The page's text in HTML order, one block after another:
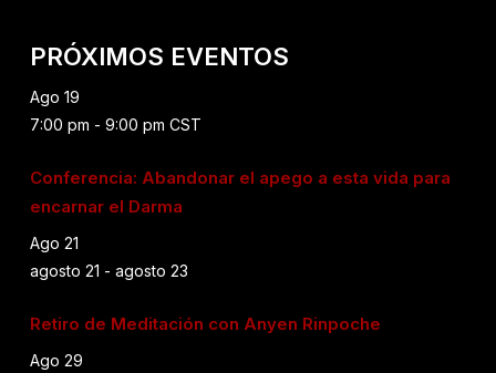
PRÓXIMOS EVENTOS
Ago 19
7:00 pm - 9:00 pm CST
Conferencia: Abandonar el apego a esta vida para
encarnar el Darma
Ago 21
agosto 21 - agosto 23
Retiro de Meditación con Anyen Rinpoche
Ago 29